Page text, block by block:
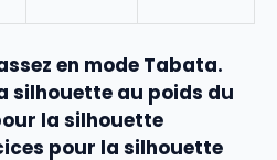
en mode Tabata.
silhouette au poids du
la silhouette
pour la silhouette